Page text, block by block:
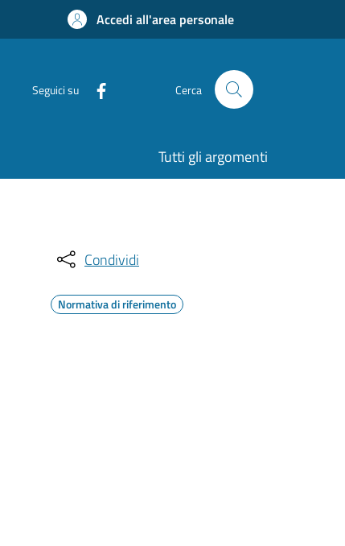
Accedi all'area personale
Seguici su Cerca
Tutti gli argomenti
Condividi
Normativa di riferimento